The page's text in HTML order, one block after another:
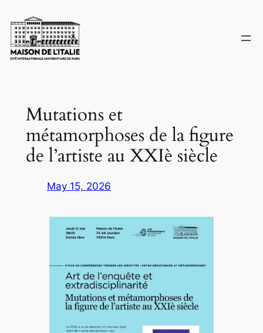
to
content
Mutations et
métamorphoses de la figure
de l’artiste au XXIè siècle
May 15, 2026